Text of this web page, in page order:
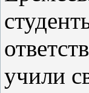
учили